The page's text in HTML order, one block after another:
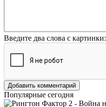
Введите два слова с картинки:
Добавить комментарий
Популярные сегодня